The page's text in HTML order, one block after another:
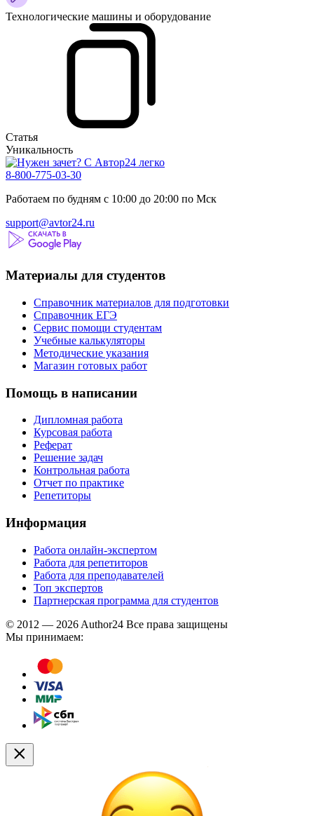
Технологические машины и оборудование
Статья
Уникальность
8-800-775-03-30
Работаем по будням с 10:00 до 20:00 по Мск
support@avtor24.ru
Материалы для студентов
Справочник материалов для подготовки
Справочник ЕГЭ
Сервис помощи студентам
Учебные калькуляторы
Методические указания
Магазин готовых работ
Помощь в написании
Дипломная работа
Курсовая работа
Реферат
Решение задач
Контрольная работа
Отчет по практике
Репетиторы
Информация
Работа онлайн-экспертом
Работа для репетиторов
Работа для преподавателей
Топ экспертов
Партнерская программа для студентов
© 2012 — 2026 Author24 Все права защищены
Мы принимаем: